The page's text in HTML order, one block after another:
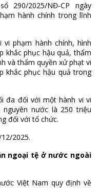
290/2025/NĐ-CP ngày
hành chính trong lĩnh
phạm hành chính, hình
khắc phục hậu quả, thẩm
và thẩm quyền xử phạt vi
khắc phục hậu quả trong
đa đối với một hành vi vi
nước là 250 triệu
đối với tổ chức.
2025.
ngoại tệ ở nước ngoài
Việt Nam quy định về